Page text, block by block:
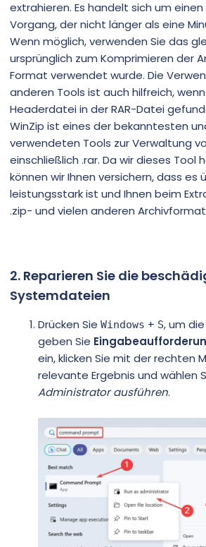
extrahieren. Es handelt sich um
Vorgang, der nicht länger als eine
Wenn möglich, verwenden Sie das
ursprünglich zum Komprimieren der
Format verwendet wurde. Die
anderen Tools ist auch hilfreich,
Headerdatei in der RAR-Datei
WinZip ist eines der bekanntesten
verwendeten Tools zur Verwaltung
einschließlich .rar. Da wir dieses Tool
können wir Ihnen versichern, dass es
leistungsstark ist und Ihnen beim
.zip- und vielen anderen
2. Reparieren Sie die
Systemdateien
Drücken Sie Windows + S, um die
geben Sie
ein, klicken Sie mit der rechten
relevante Ergebnis und wählen
Administrator ausführen.